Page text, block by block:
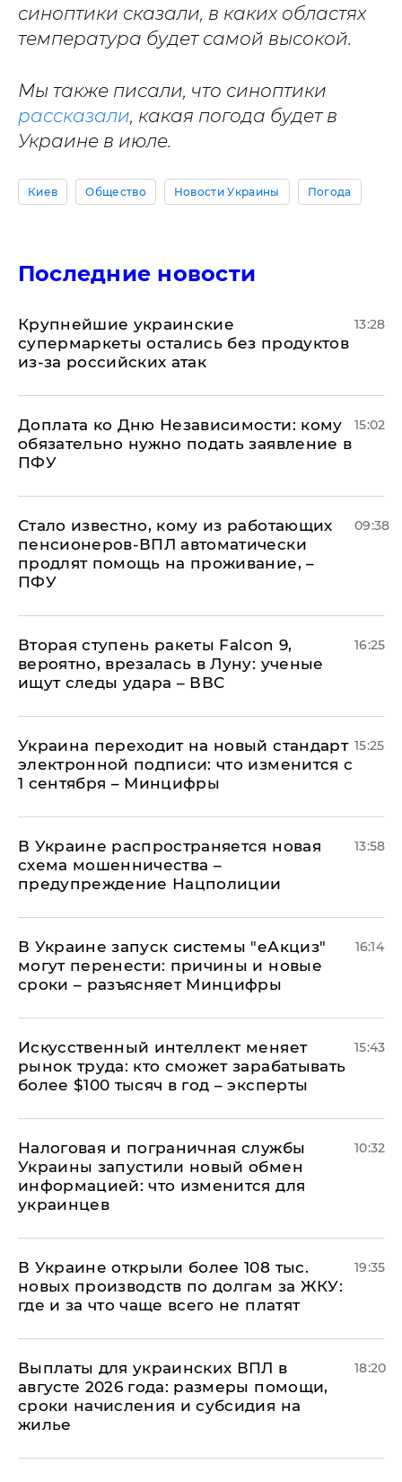
синоптики сказали, в каких областях
температура будет самой высокой.
Мы также писали, что синоптики
рассказали, какая погода будет в
Украине в июле.
Киев Общество Новости Украины Погода
Последние новости
Крупнейшие украинские
супермаркеты остались без продуктов
из-за российских атак
13:28
Доплата ко Дню Независимости: кому
обязательно нужно подать заявление в
ПФУ
15:02
Стало известно, кому из работающих
пенсионеров-ВПЛ автоматически
продлят помощь на проживание, –
ПФУ
09:38
Вторая ступень ракеты Falcon 9,
вероятно, врезалась в Луну: ученые
ищут следы удара – ВВС
16:25
Украина переходит на новый стандарт
электронной подписи: что изменится с
1 сентября – Минцифры
15:25
В Украине распространяется новая
схема мошенничества –
предупреждение Нацполиции
13:58
В Украине запуск системы "еАкциз"
могут перенести: причины и новые
сроки – разъясняет Минцифры
16:14
Искусственный интеллект меняет
рынок труда: кто сможет зарабатывать
более $100 тысяч в год – эксперты
15:43
Налоговая и пограничная службы
Украины запустили новый обмен
информацией: что изменится для
украинцев
10:32
В Украине открыли более 108 тыс.
новых производств по долгам за ЖКУ:
где и за что чаще всего не платят
19:35
Выплаты для украинских ВПЛ в
августе 2026 года: размеры помощи,
сроки начисления и субсидия на
жилье
18:20